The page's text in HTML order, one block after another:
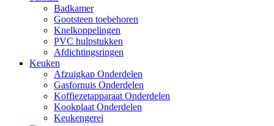
Badkamer
Gootsteen toebehoren
Knelkoppelingen
PVC hulpstukken
Afdichtingsringen
Keuken
Afzuigkap Onderdelen
Gasfornuis Onderdelen
Koffiezetapparaat Onderdelen
Kookplaat Onderdelen
Keukengerei